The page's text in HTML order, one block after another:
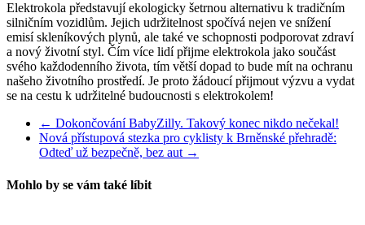
Elektrokola představují ekologicky šetrnou alternativu k tradičním
silničním vozidlům. Jejich udržitelnost spočívá nejen ve snížení
emisí skleníkových plynů, ale také ve schopnosti podporovat zdraví
a nový životní styl. Čím více lidí přijme elektrokola jako součást
svého každodenního života, tím větší dopad to bude mít na ochranu
našeho životního prostředí. Je proto žádoucí přijmout výzvu a vydat
se na cestu k udržitelné budoucnosti s elektrokolem!
← Dokončování BabyZilly. Takový konec nikdo nečekal!
Nová přístupová stezka pro cyklisty k Brněnské přehradě:
Odteď už bezpečně, bez aut →
Mohlo by se vám také líbit